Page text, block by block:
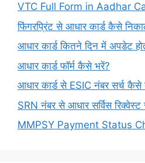
VTC Full Form in Aadhar
फिंगरप्रिंट से आधार कार्ड कैसे
आधार कार्ड कितने दिन में अपडेट
आधार कार्ड फॉर्म कैसे भरें?
आधार कार्ड से ESIC नंबर सर्च कैसे
SRN नंबर से आधार सर्विस
MMPSY Payment Status